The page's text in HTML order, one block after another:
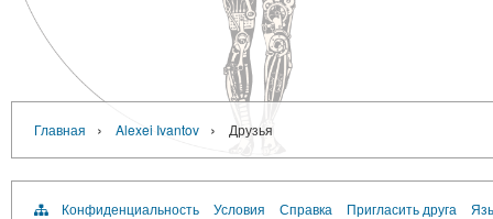
Главная › Alexei Ivantov › Друзья
Конфиденциальность Условия Справка Пригласить друга